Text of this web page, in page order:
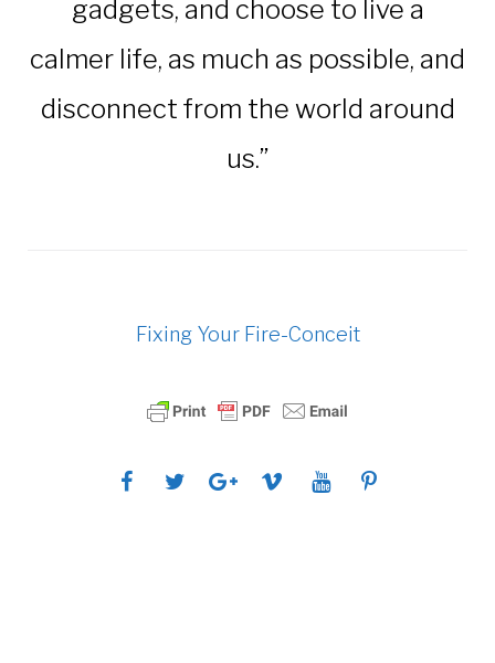
gadgets, and choose to live a
calmer life, as much as possible, and
disconnect from the world around
us.”
Fixing Your Fire-Conceit